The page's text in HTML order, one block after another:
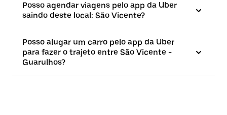
Posso agendar viagens pelo app da Uber
saindo deste local: São Vicente?
Posso alugar um carro pelo app da Uber
para fazer o trajeto entre São Vicente -
Guarulhos?